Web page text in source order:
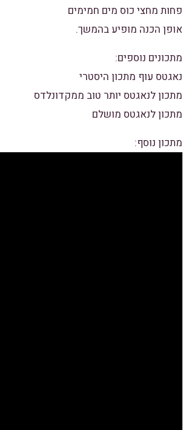
פחות מחצי כוס מים חמימים
אופן הכנה מופיע בהמשך.
מתכונים נוספים:
נאגטס עוף מתכון היסטרי
מתכון לנאגטס יותר טוב ממקדונלדס
מתכון לנאגטס מושלם
מתכון נוסף: